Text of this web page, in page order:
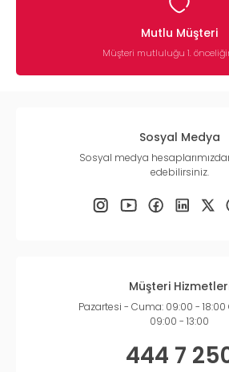
Mutlu Müşteri
Müşteri mutluluğu 1.
Sosyal Medya
Sosyal medya
edebilirsiniz.
Müşteri
Pazartesi - Cuma: 09:00 -
09:00 - 13:00
444 7